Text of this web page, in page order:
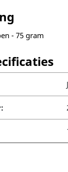
- 75 gram